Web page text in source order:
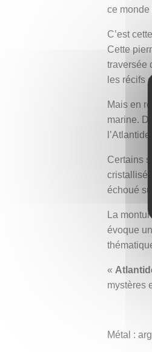
ce
C’est
Cette
traversée
les récifs
Mais en
marine.
l’Atlantide ?
Certains
échoué
La
évoque
«
mystères
Métal :